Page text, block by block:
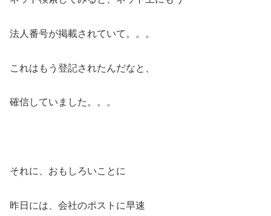
法人番号が掲載されていて。。。
これはもう登記されたんだなと、
確信していました。。。
それに、おもしろいことに
昨日には、会社のポストに早速